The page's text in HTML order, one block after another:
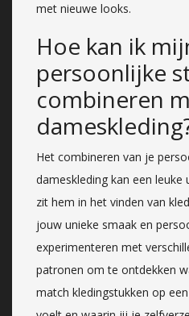
met nieuwe looks.
Hoe kan ik
persoonlijke
combineren
Het combineren van je
dameskleding kan een leuke
zit hem in het vinden van
jouw unieke smaak en
experimenteren met
patronen om te ontdekken
match kledingstukken op